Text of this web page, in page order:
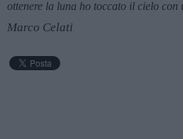
ottenere la luna ho toccato il cielo con
Marco Celati